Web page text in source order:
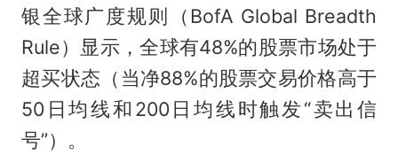
银全球广度规则（BofA Global Breadth
Rule）显示，全球有48%的股票市场处于
超买状态（当净88%的股票交易价格高于
50日均线和200日均线时触发“卖出信
号”）。